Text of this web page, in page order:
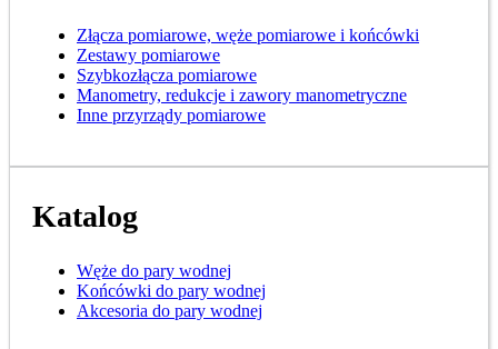
Złącza pomiarowe, węże pomiarowe i końcówki
Zestawy pomiarowe
Szybkozłącza pomiarowe
Manometry, redukcje i zawory manometryczne
Inne przyrządy pomiarowe
Katalog
Węże do pary wodnej
Końcówki do pary wodnej
Akcesoria do pary wodnej